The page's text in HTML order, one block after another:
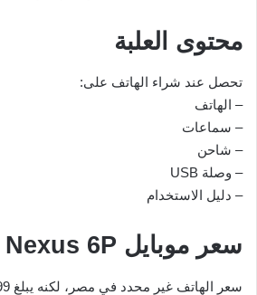
محتوى العلبة
تحصل عند شراء الهاتف على:
– الهاتف
– سماعات
– شاحن
– وصلة USB
– دليل الاستخدام
سعر موبايل Huawei Nexus 6P